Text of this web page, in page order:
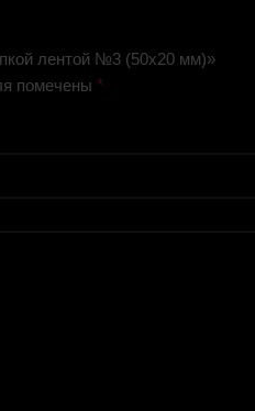
лентой №3 (50х20 мм)»
помечены *